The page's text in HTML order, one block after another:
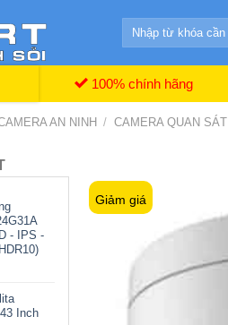
Search
100% chính hãng
AN NINH / CAMERA QUAN SÁT
- IPS -
Inch
Giảm giá